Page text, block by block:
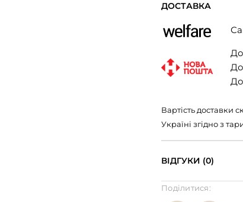
ДОСТАВКА
Вартість доставки
Україні згідно з
ВІДГУКИ (0)
Поділитися: